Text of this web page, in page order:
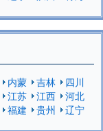
内蒙 吉林
四川
江苏 江西
河北
福建 贵州
辽宁